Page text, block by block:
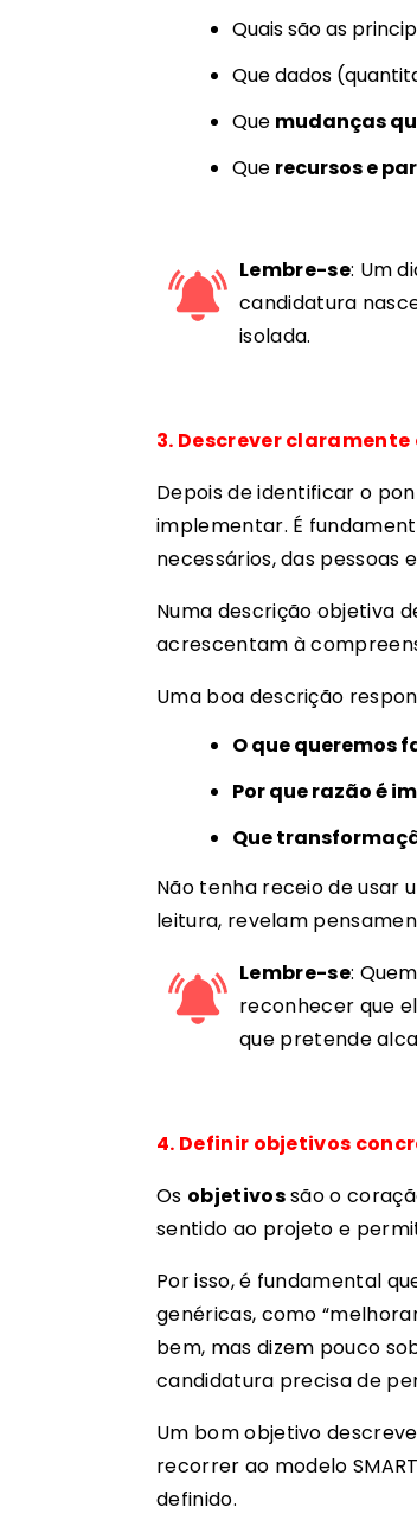
Quais são as
Que dados
Que mudanças
Que recursos e
Lembre-se: Um
candidatura
isolada.
3. Descrever claramente
Depois de identificar o
implementar. É
necessários, das pessoas
Numa descrição objetiva
acrescentam à
Uma boa descrição
O que queremos
Por que razão é
Que
Não tenha receio de usar
leitura, revelam
Lembre-se:
reconhecer que
que pretende
4. Definir objetivos
Os objetivossão o
sentido ao projeto e
Por isso, é fundamental
genéricas, como
bem, mas dizem pouco
candidatura precisa de
Um bom objetivo descreve
recorrer ao modelo
definido.